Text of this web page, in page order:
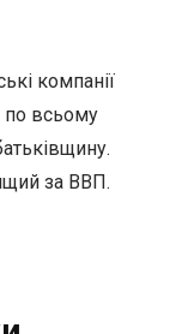
компанії
по всьому
за ВВП.